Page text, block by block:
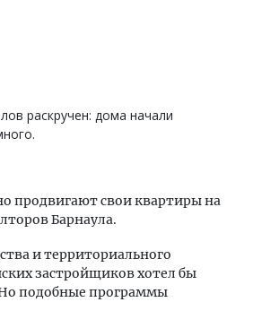
раскручен: дома начали
продвигают свои квартиры на
Барнаула.
и территориального
застройщиков хотел бы
Но подобные программы